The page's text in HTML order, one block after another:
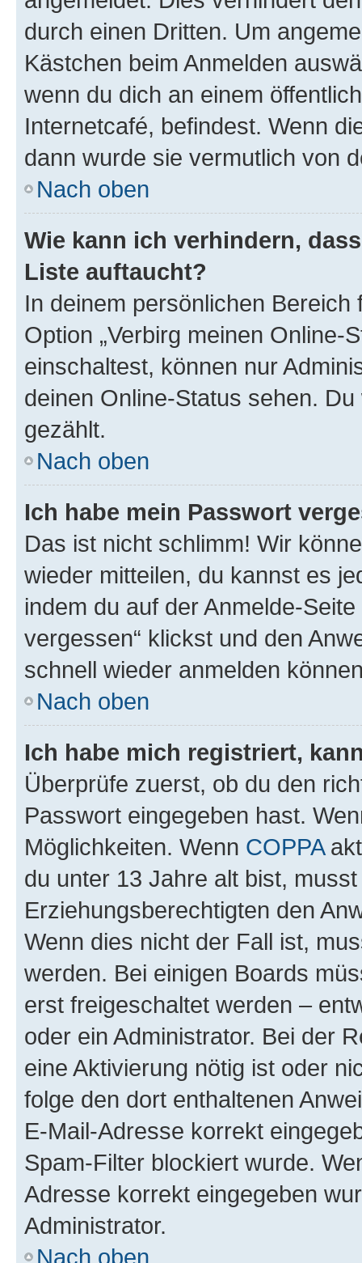
durch einen Dritten. Um
Kästchen beim Anmelden
wenn du dich an einem
Internetcafé, befindest. Wenn
dann wurde sie vermutlich von
Nach oben
Wie kann ich verhindern,
Liste auftaucht?
In deinem persönlichen
Option „Verbirg meinen Online-
einschaltest, können nur
deinen Online-Status sehen.
gezählt.
Nach oben
Ich habe mein Passwort
Das ist nicht schlimm! Wir
wieder mitteilen, du kannst es
indem du auf der Anmelde-
vergessen“ klickst und den
schnell wieder anmelden
Nach oben
Ich habe mich registriert,
Überprüfe zuerst, ob du den
Passwort eingegeben hast.
Möglichkeiten. Wenn COPPA
du unter 13 Jahre alt bist,
Erziehungsberechtigten den
Wenn dies nicht der Fall ist,
werden. Bei einigen Boards
erst freigeschaltet werden –
oder ein Administrator. Bei der
eine Aktivierung nötig ist oder
folge den dort enthaltenen
E-Mail-Adresse korrekt
Spam-Filter blockiert wurde.
Adresse korrekt eingegeben
Administrator.
Nach oben